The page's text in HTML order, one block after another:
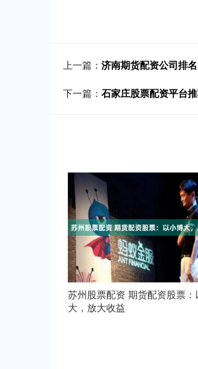
上一篇： 济南期货配资公司排
下一篇： 石家庄股票配资平台
苏州股票配资 期货配资股票：
大，放大收益